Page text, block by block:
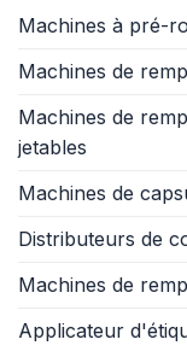
Machines à pré-
Machines de
Machines de
jetables
Machines de
Distributeurs de
Machines de
Applicateur